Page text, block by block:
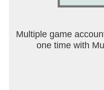
Multiple game
one time with